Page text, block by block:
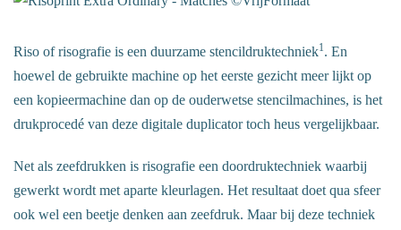
Riso of risografie is een duurzame stencildruktechniek1. En
hoewel de gebruikte machine op het eerste gezicht meer lijkt op
een kopieermachine dan op de ouderwetse stencilmachines, is het
drukprocedé van deze digitale duplicator toch heus vergelijkbaar.
Net als zeefdrukken is risografie een doordruktechniek waarbij
gewerkt wordt met aparte kleurlagen. Het resultaat doet qua sfeer
ook wel een beetje denken aan zeefdruk. Maar bij deze techniek